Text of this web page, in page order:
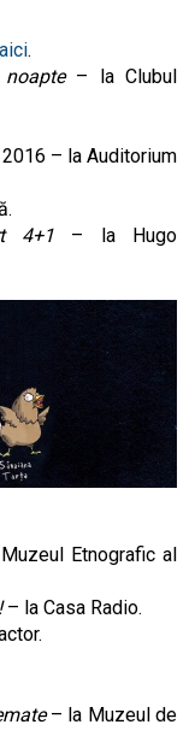
aici.
noapte – la Clubul
– la Auditorium
4+1– la Hugo
Etnografic al
– la Casa Radio.
– la Muzeul de